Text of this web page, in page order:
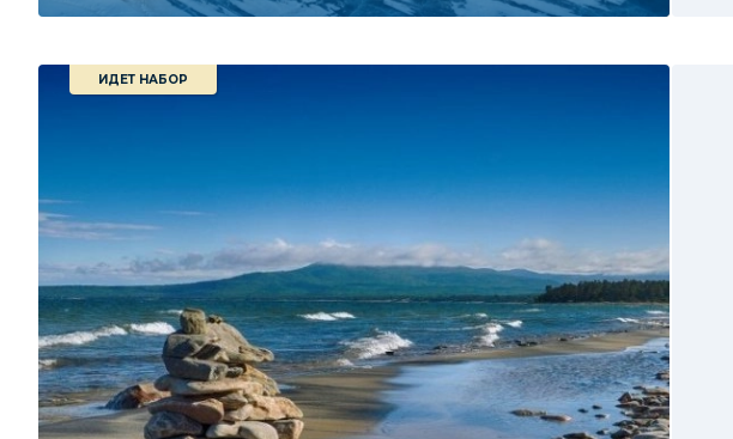
ИДЕТ НАБОР